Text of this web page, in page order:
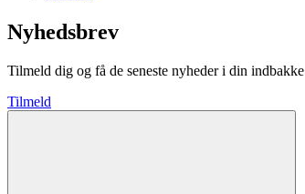
Nyhedsbrev
Tilmeld dig og få de seneste nyheder i din indbakke
Tilmeld